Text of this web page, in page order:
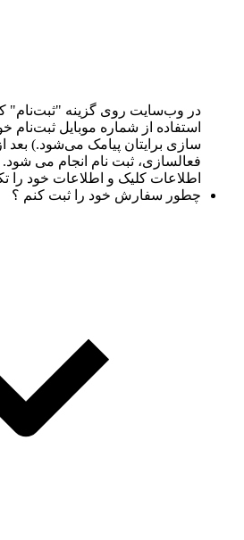
در وب‌سایت روی گزینه "ثبت‌نام"
استفاده از شماره موبایل ثبت‌نام
سازی برایتان پیامک می‌شود.) بعد
فعالسازی، ثبت نام انجام می
اطلاعات کلیک و اطلاعات خود را
چطور سفارش خود را ثبت کنم ؟